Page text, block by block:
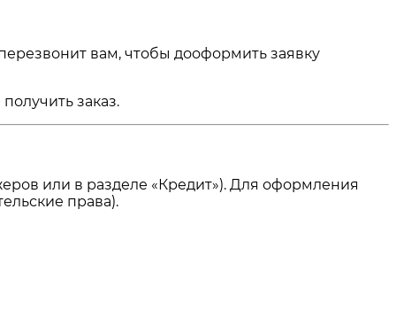
вам, чтобы дооформить заявку
заказ.
или в разделе «Кредит»). Для оформления
права).